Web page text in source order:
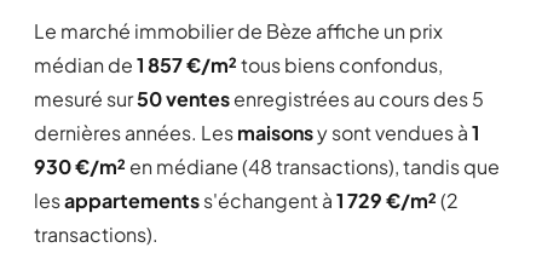
Le marché immobilier de Bèze affiche un prix
médian de1 857 €/m²tous biens confondus,
mesuré sur50 ventesenregistrées au cours des 5
dernières années. Lesmaisonsy sont vendues à1
930 €/m² en médiane (48 transactions), tandis que
lesappartementss'échangent à1 729 €/m²(2
transactions).